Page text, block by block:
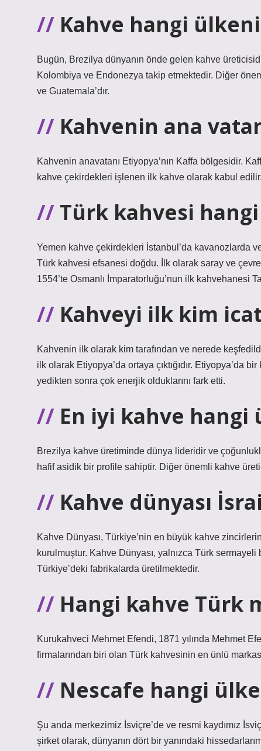
Kahve hangi
Bugün, Brezilya dünyanın önde gelen kahve
Kolombiya ve Endonezya takip etmektedir. Diğer
ve Guatemala’dır.
Kahvenin ana
Kahvenin anavatanı Etiyopya’nın Kaffa bölgesidir.
kahve çekirdekleri işlenen ilk kahve olarak kabul edilir.
Türk kahvesi
Yemen kahve çekirdekleri İstanbul’da kavanozlarda
Türk kahvesi efsanesi doğdu. İlk olarak saray ve
1554’te Osmanlı İmparatorluğu’nun ilk kahvehanesi
Kahveyi ilk kim
Kahvenin ilk olarak kim tarafından ve nerede
ilk olarak Etiyopya’da ortaya çıktığıdır. Etiyopya’da
yedikten sonra çok enerjik olduklarını fark etti.
En iyi kahve hangi
Brezilya kahve üretiminde dünya lideridir ve
hafif asidik bir profile sahiptir. Diğer önemli kahve
Kahve dünyası
Kahve Dünyası, Türkiye’nin en büyük kahve
kurulmuştur. Kahve Dünyası, yalnızca Türk
Türkiye’deki fabrikalarda üretilmektedir.
Hangi kahve Türk
Kurukahveci Mehmet Efendi, 1871 yılında Mehmet
firmalarından biri olan Türk kahvesinin en ünlü
Nescafe hangi
Şu anda merkezimiz İsviçre’de ve resmi kaydımız
şirket olarak, dünyanın dört bir yanındaki